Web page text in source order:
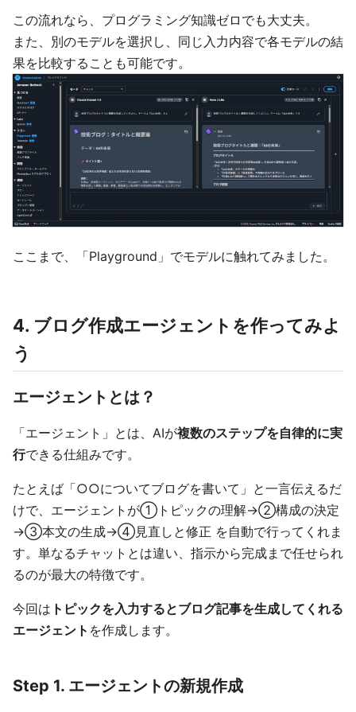
この流れなら、プログラミング知識ゼロでも大丈夫。
また、別のモデルを選択し、同じ入力内容で各モデルの結
果を比較することも可能です。
ここまで、「Playground」でモデルに触れてみました。
4. ブログ作成エージェントを作ってみよ
う
エージェントとは？
「エージェント」とは、AIが複数のステップを自律的に実
行できる仕組みです。
たとえば「○○についてブログを書いて」と一言伝えるだ
けで、エージェントが①トピックの理解→②構成の決定
→③本文の生成→④見直しと修正 を自動で行ってくれま
す。単なるチャットとは違い、指示から完成まで任せられ
るのが最大の特徴です。
今回は トピックを入力するとブログ記事を生成してくれる
エージェント を作成します。
Step 1. エージェントの新規作成